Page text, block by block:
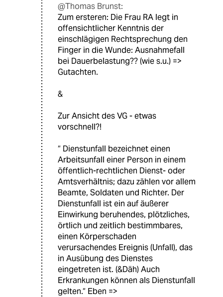
@Thomas Brunst:
Zum ersteren: Die Frau RA legt in
offensichtlicher Kenntnis der
einschlägigen Rechtsprechung den
Finger in die Wunde: Ausnahmefall
bei Dauerbelastung?? (wie s.u.) =>
Gutachten.
&
Zur Ansicht des VG - etwas
vorschnell?!
“ Dienstunfall bezeichnet einen
Arbeitsunfall einer Person in einem
öffentlich-rechtlichen Dienst- oder
Amtsverhältnis; dazu zählen vor allem
Beamte, Soldaten und Richter. Der
Dienstunfall ist ein auf äußerer
Einwirkung beruhendes, plötzliches,
örtlich und zeitlich bestimmbares,
einen Körperschaden
verursachendes Ereignis (Unfall), das
in Ausübung des Dienstes
eingetreten ist. (&Däh) Auch
Erkrankungen können als Dienstunfall
gelten.“ Eben =>